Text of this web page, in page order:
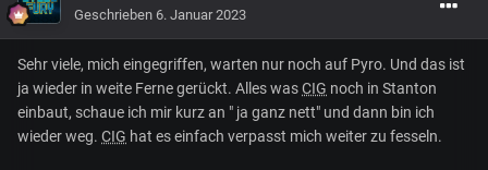
Geschrieben 6. Januar 2023
Sehr viele, mich eingegriffen, warten nur noch auf Pyro. Und das ist
ja wieder in weite Ferne gerückt. Alles wasCIG noch in Stanton
einbaut, schaue ich mir kurz an " ja ganz nett" und dann bin ich
wieder weg. CIG hat es einfach verpasst mich weiter zu fesseln.